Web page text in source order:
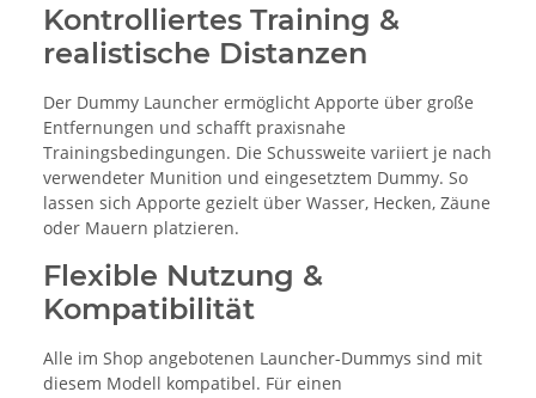
Kontrolliertes Training &
realistische Distanzen
Der Dummy Launcher ermöglicht Apporte über große
Entfernungen und schafft praxisnahe
Trainingsbedingungen. Die Schussweite variiert je nach
verwendeter Munition und eingesetztem Dummy. So
lassen sich Apporte gezielt über Wasser, Hecken, Zäune
oder Mauern platzieren.
Flexible Nutzung &
Kompatibilität
Alle im Shop angebotenen Launcher-Dummys sind mit
diesem Modell kompatibel. Für einen